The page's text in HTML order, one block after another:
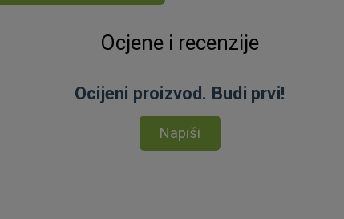
Ocjene i recenzije
Ocijeni proizvod. Budi prvi!
Napiši